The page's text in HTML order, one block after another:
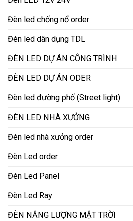
Đèn led chống nổ order
Đèn led dân dụng TDL
ĐÈN LED DỰ ÁN CÔNG TRÌNH
ĐÈN LED DỰ ÁN ODER
Đèn led đường phố (Street light)
ĐÈN LED NHÀ XƯỞNG
Đèn led nhà xưởng order
Đèn Led order
Đèn Led Panel
Đèn Led Ray
ĐÈN NĂNG LƯỢNG MẶT TRỜI